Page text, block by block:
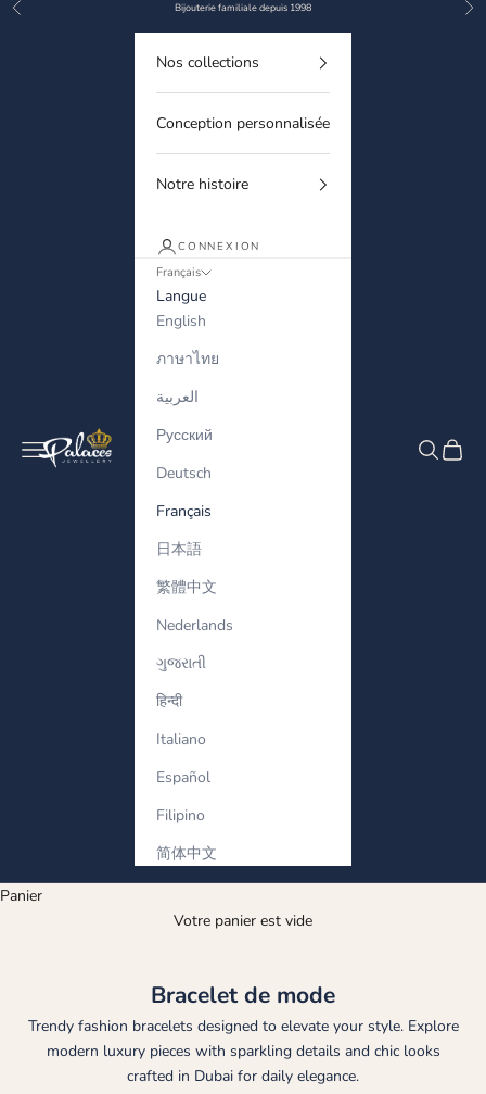
Passer au contenu
Précédent Bijouterie familiale depuis 1998
Palaces Jewellery
Menu Recherche
Panier
Nos collections
Conception personnalisée
Notre histoire
CONNEXION
Français
Langue
English
ภาษาไทย
العربية
Русский
Deutsch
Français
日本語
繁體中文
Nederlands
ગુજરાતી
हिन्दी
Italiano
Español
Filipino
简体中文
Panier
Votre panier est vide
Bracelet de mode
Trendy fashion bracelets designed to elevate your style. Explore
modern luxury pieces with sparkling details and chic looks
crafted in Dubai for daily elegance.